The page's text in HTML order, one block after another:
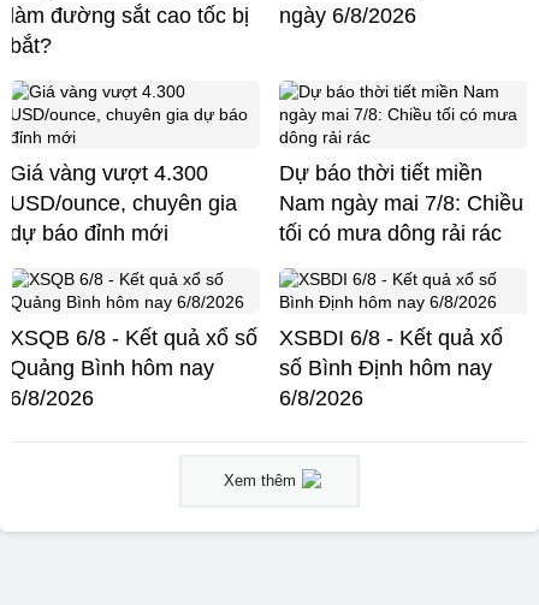
làm đường sắt cao tốc bị
bắt?
ngày 6/8/2026
Giá vàng vượt 4.300
USD/ounce, chuyên gia
dự báo đỉnh mới
Dự báo thời tiết miền
Nam ngày mai 7/8: Chiều
tối có mưa dông rải rác
XSQB 6/8 - Kết quả xổ số
Quảng Bình hôm nay
6/8/2026
XSBDI 6/8 - Kết quả xổ
số Bình Định hôm nay
6/8/2026
Xem thêm